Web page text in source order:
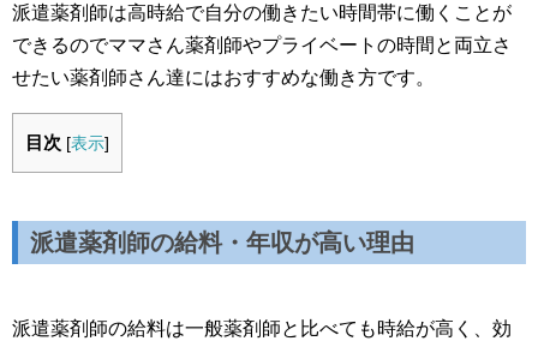
派遣薬剤師は高時給で自分の働きたい時間帯に働くことが
できるのでママさん薬剤師やプライベートの時間と両立さ
せたい薬剤師さん達にはおすすめな働き方です。
目次 [表示]
派遣薬剤師の給料・年収が高い理由
派遣薬剤師の給料は一般薬剤師と比べても時給が高く、効